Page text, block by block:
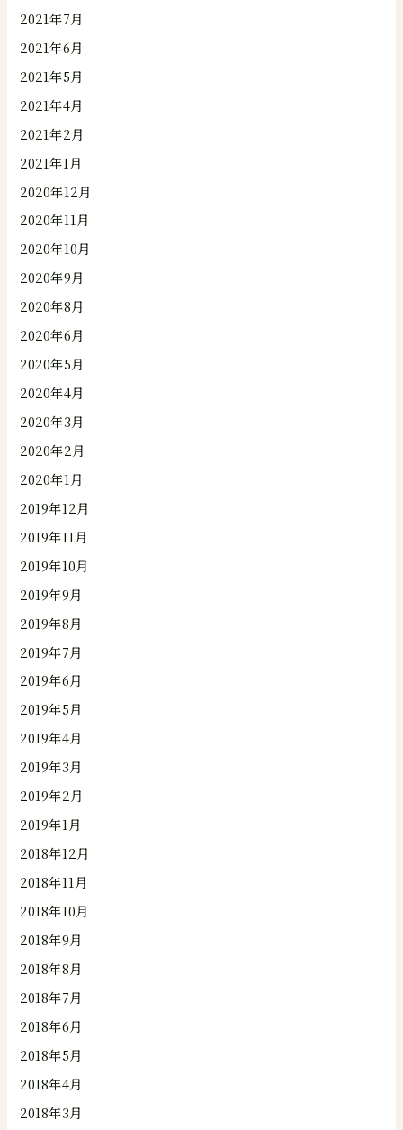
2021年7月
2021年6月
2021年5月
2021年4月
2021年2月
2021年1月
2020年12月
2020年11月
2020年10月
2020年9月
2020年8月
2020年6月
2020年5月
2020年4月
2020年3月
2020年2月
2020年1月
2019年12月
2019年11月
2019年10月
2019年9月
2019年8月
2019年7月
2019年6月
2019年5月
2019年4月
2019年3月
2019年2月
2019年1月
2018年12月
2018年11月
2018年10月
2018年9月
2018年8月
2018年7月
2018年6月
2018年5月
2018年4月
2018年3月